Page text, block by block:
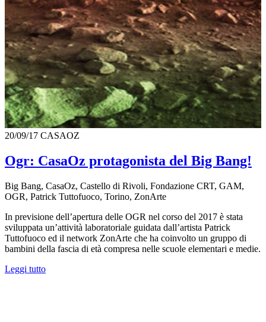
20/09/17 CASAOZ
Ogr: CasaOz protagonista del Big Bang!
Big Bang, CasaOz, Castello di Rivoli, Fondazione CRT, GAM,
OGR, Patrick Tuttofuoco, Torino, ZonArte
In previsione dell’apertura delle OGR nel corso del 2017 è stata
sviluppata un’attività laboratoriale guidata dall’artista Patrick
Tuttofuoco ed il network ZonArte che ha coinvolto un gruppo di
bambini della fascia di età compresa nelle scuole elementari e medie.
Leggi tutto